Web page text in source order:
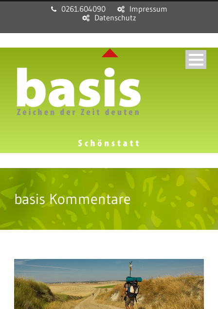
0261.604090
Impressum
Datenschutz
basis Kommentare